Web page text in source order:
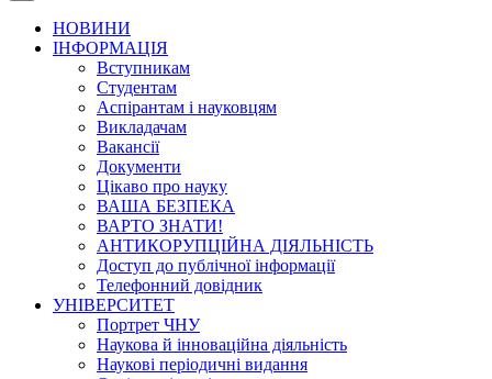
НОВИНИ
ІНФОРМАЦІЯ
Вступникам
Студентам
Аспірантам і науковцям
Викладачам
Вакансії
Документи
Цікаво про науку
ВАША БЕЗПЕКА
ВАРТО ЗНАТИ!
АНТИКОРУПЦІЙНА ДІЯЛЬНІСТЬ
Доступ до публічної інформації
Телефонний довідник
УНІВЕРСИТЕТ
Портрет ЧНУ
Наукова й інноваційна діяльність
Наукові періодичні видання